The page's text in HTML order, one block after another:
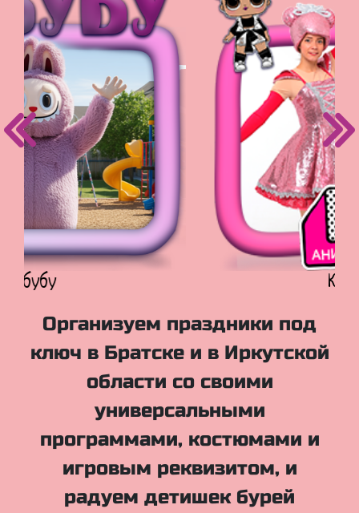
Организуем праздники под
ключ в Братске и в Иркутской
области со своими
универсальными
программами, костюмами и
игровым реквизитом, и
радуем детишек бурей